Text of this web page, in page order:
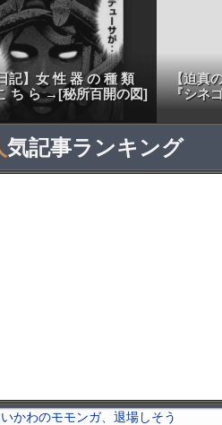
記】女 性 器 の 種 類
ち ら →[秘所百開の図]
【迫真
『シネ
気記事ランキング